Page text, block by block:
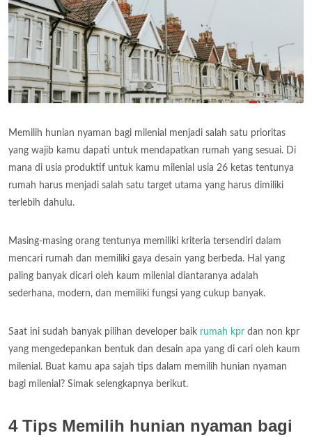
Memilih hunian nyaman bagi milenial menjadi salah satu prioritas
yang wajib kamu dapati untuk mendapatkan rumah yang sesuai. Di
mana di usia produktif untuk kamu milenial usia 26 ketas tentunya
rumah harus menjadi salah satu target utama yang harus dimiliki
terlebih dahulu.
Masing-masing orang tentunya memiliki kriteria tersendiri dalam
mencari rumah dan memiliki gaya desain yang berbeda. Hal yang
paling banyak dicari oleh kaum milenial diantaranya adalah
sederhana, modern, dan memiliki fungsi yang cukup banyak.
Saat ini sudah banyak pilihan developer baik rumah kpr dan non kpr
yang mengedepankan bentuk dan desain apa yang di cari oleh kaum
milenial. Buat kamu apa sajah tips dalam memilih hunian nyaman
bagi milenial? Simak selengkapnya berikut.
4 Tips Memilih hunian nyaman bagi